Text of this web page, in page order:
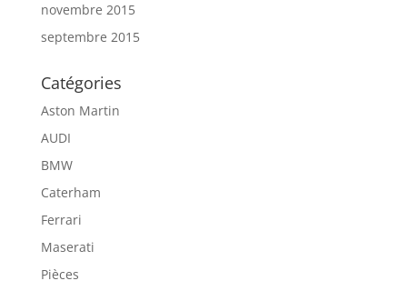
novembre 2015
septembre 2015
Catégories
Aston Martin
AUDI
BMW
Caterham
Ferrari
Maserati
Pièces